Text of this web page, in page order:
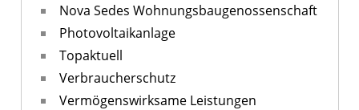
Nova Sedes Wohnungsbaugenossenschaft
Photovoltaikanlage
Topaktuell
Verbraucherschutz
Vermögenswirksame Leistungen